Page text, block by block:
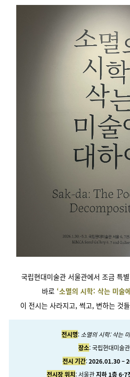
국립현대미술관 서울관에서 조금 특
바로 ‘소멸의 시학: 삭는 미술
이 전시는 사라지고, 썩고, 변하는 것
전시명: 소멸의 시학: 삭는
장소:국립현대미술
전시 기간:2026.01.30 –
전시장 위치: 서울관지하 1층 6·7